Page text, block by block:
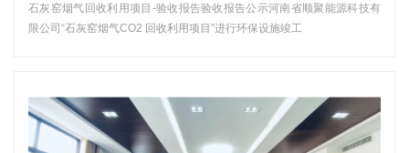
石灰窑烟气回收利用项目-验收报告验收报告公示河南省顺聚能源科技有
限公司“石灰窑烟气CO2 回收利用项目”进行环保设施竣工